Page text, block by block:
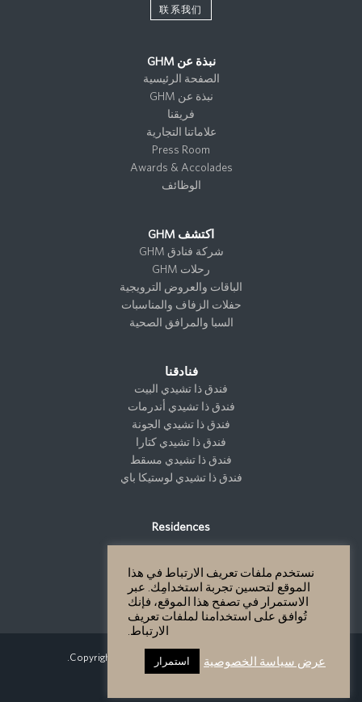
联系我们
نبذة عن GHM
الصفحة الرئيسية
نبذة عن GHM
فريقنا
علاماتنا التجارية
Press Room
Awards & Accolades
الوظائف
اكتشف GHM
شركة فنادق GHM
رحلات GHM
الباقات والعروض الترويجية
حفلات الزفاف والمناسبات
السبا والمرافق الصحية
فنادقنا
فندق ذا تشيدي البيت
فندق ذا تشيدي أندرمات
فندق ذا تشيدي الجونة
فندق ذا تشيدي كتارا
فندق ذا تشيدي مسقط
فندق ذا تشيدي لوستيكا باي
Residences
التطوير
التطوير
Copyright GHM Hotels 2026 - All Rights Reserved.
نستخدم ملفات تعريف الارتباط في هذا
الموقع لتحسين تجربة استخدامِك. عبر
الاستمرار في تصفح هذا الموقع، فإنك
تُوافق على استخدامنا لملفات تعريف
الارتباط.
عرض سياسة الخصوصية استمرار